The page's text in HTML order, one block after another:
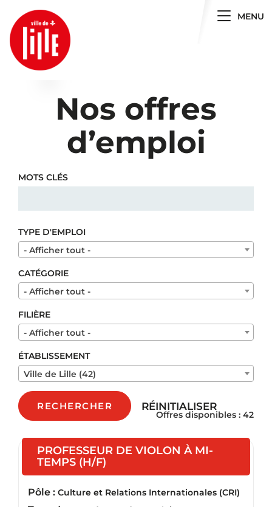
Toggle
MENU
Nos offres
d’emploi
MOTS CLÉS
TYPE D'EMPLOI
- Afficher tout -
CATÉGORIE
- Afficher tout -
FILIÈRE
- Afficher tout -
ÉTABLISSEMENT
Ville de Lille (42)
RECHERCHER RÉINITIALISER
Offres disponibles : 42
PROFESSEUR DE VIOLON À MI-
TEMPS (H/F)
Pôle : Culture et Relations Internationales (CRI)